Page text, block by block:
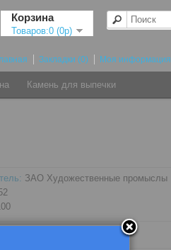
Корзина
Товаров:0 (0р)
Закладки (0) Моя информация
Камень для выпечки
ЗАО Художественные промыслы